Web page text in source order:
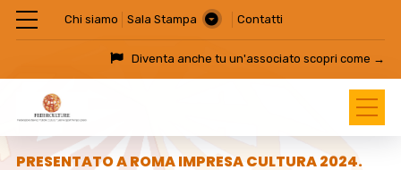
Chi siamo Sala Stampa Contatti
Diventa anche tu un'associatoscopri come →
PRESENTATO A ROMA IMPRESA CULTURA 2024.